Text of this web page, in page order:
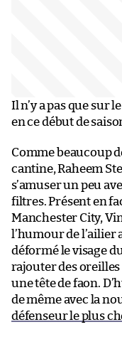
Il n’y a pas que sur
en ce début de
Comme beaucoup
cantine, Raheem
s’amuser un peu
filtres. Présent en
Manchester City,
l’humour de l’ailier
déformé le visage
rajouter des oreilles
une tête de faon.
de même avec la
défenseur le plus